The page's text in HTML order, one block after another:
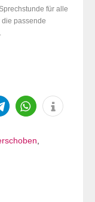
für alle
die passende
,